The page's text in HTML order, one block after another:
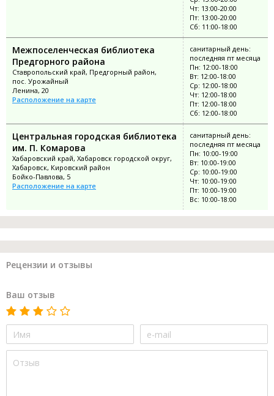
Чт: 13:00-20:00
Пт: 13:00-20:00
Сб: 11:00-18:00
Межпоселенческая библиотека
Предгорного района
Ставропольский край, Предгорный район,
пос. Урожайный
Ленина, 20
Расположение на карте
санитарный день:
последняя пт месяца
Пн: 12:00-18:00
Вт: 12:00-18:00
Ср: 12:00-18:00
Чт: 12:00-18:00
Пт: 12:00-18:00
Сб: 12:00-18:00
Центральная городская библиотека
им. П. Комарова
Хабаровский край, Хабаровск городской округ,
Хабаровск, Кировский район
Бойко-Павлова, 5
Расположение на карте
санитарный день:
последняя пт месяца
Пн: 10:00-19:00
Вт: 10:00-19:00
Ср: 10:00-19:00
Чт: 10:00-19:00
Пт: 10:00-19:00
Вс: 10:00-18:00
Рецензии и отзывы
Ваш отзыв